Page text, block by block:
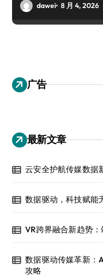
dawei 8 月 4, 2026
广告
最新文章
云安全护航传媒数据
数据驱动，科技赋能
VR跨界融合新趋势
数据驱动传媒革新：
攻略